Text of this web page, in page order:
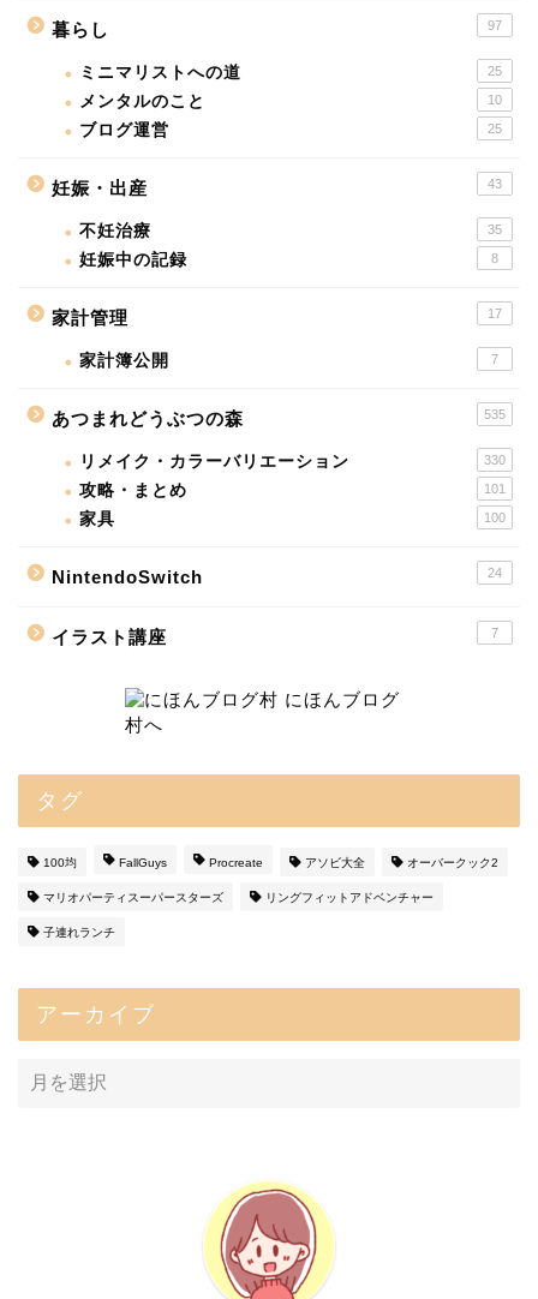
暮らし 97
ミニマリストへの道 25
メンタルのこと 10
ブログ運営 25
妊娠・出産 43
不妊治療 35
妊娠中の記録 8
家計管理 17
家計簿公開 7
あつまれどうぶつの森 535
リメイク・カラーバリエーション 330
攻略・まとめ 101
家具 100
NintendoSwitch 24
イラスト講座 7
タグ
100均 FallGuys Procreate アソビ大全 オーバークック2
マリオパーティスーパースターズ リングフィットアドベンチャー
子連れランチ
アーカイブ